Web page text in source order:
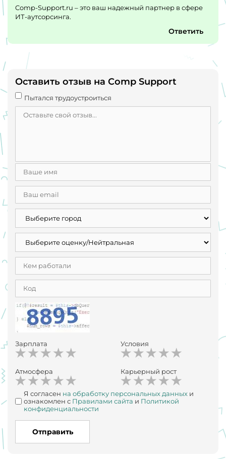
Comp-Support.ru – это ваш надежный партнер в сфере
ИТ-аутсорсинга.
Ответить
Оставить отзыв на Comp Support
Пытался трудоустроиться
Зарплата Условия
Атмосфера Карьерный рост
Я согласен на обработку персональных данных и
ознакомлен с Правилами сайта и Политикой
конфиденциальности
Отправить